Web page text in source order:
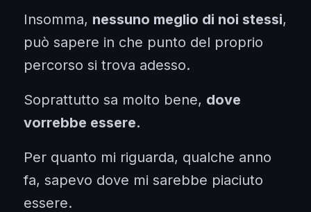
Insomma, nessuno meglio di noi stessi,
può sapere in che punto del proprio
percorso si trova adesso.
Soprattutto sa molto bene, dove
vorrebbe essere.
Per quanto mi riguarda, qualche anno
fa, sapevo dove mi sarebbe piaciuto
essere.